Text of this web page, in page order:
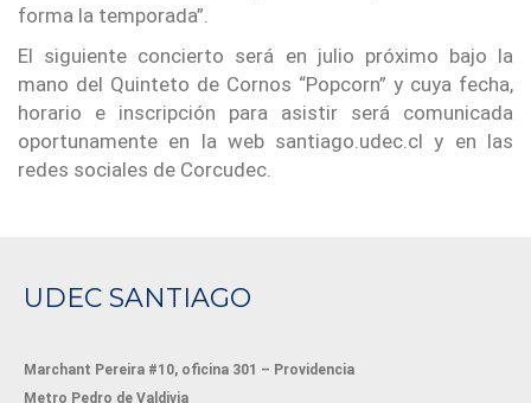
forma la temporada”.
El siguiente concierto será en julio próximo bajo la
mano del Quinteto de Cornos “Popcorn” y cuya fecha,
horario e inscripción para asistir será comunicada
oportunamente en la web santiago.udec.cl y en las
redes sociales de Corcudec.
UDEC SANTIAGO
Marchant Pereira #10, oficina 301 – Providencia
Metro Pedro de Valdivia